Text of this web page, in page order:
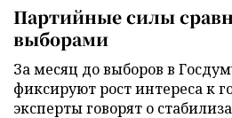
Партийные силы
выборами
За месяц до выборов в
фиксируют рост интереса к
эксперты говорят о